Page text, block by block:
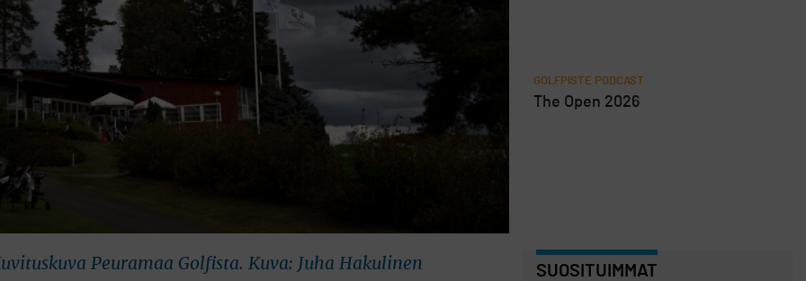
Peuramaa Golfista. Kuva: Juha Hakulinen
GOLFPISTE PODCAST
The Open 2026
SUOSITUIMMAT